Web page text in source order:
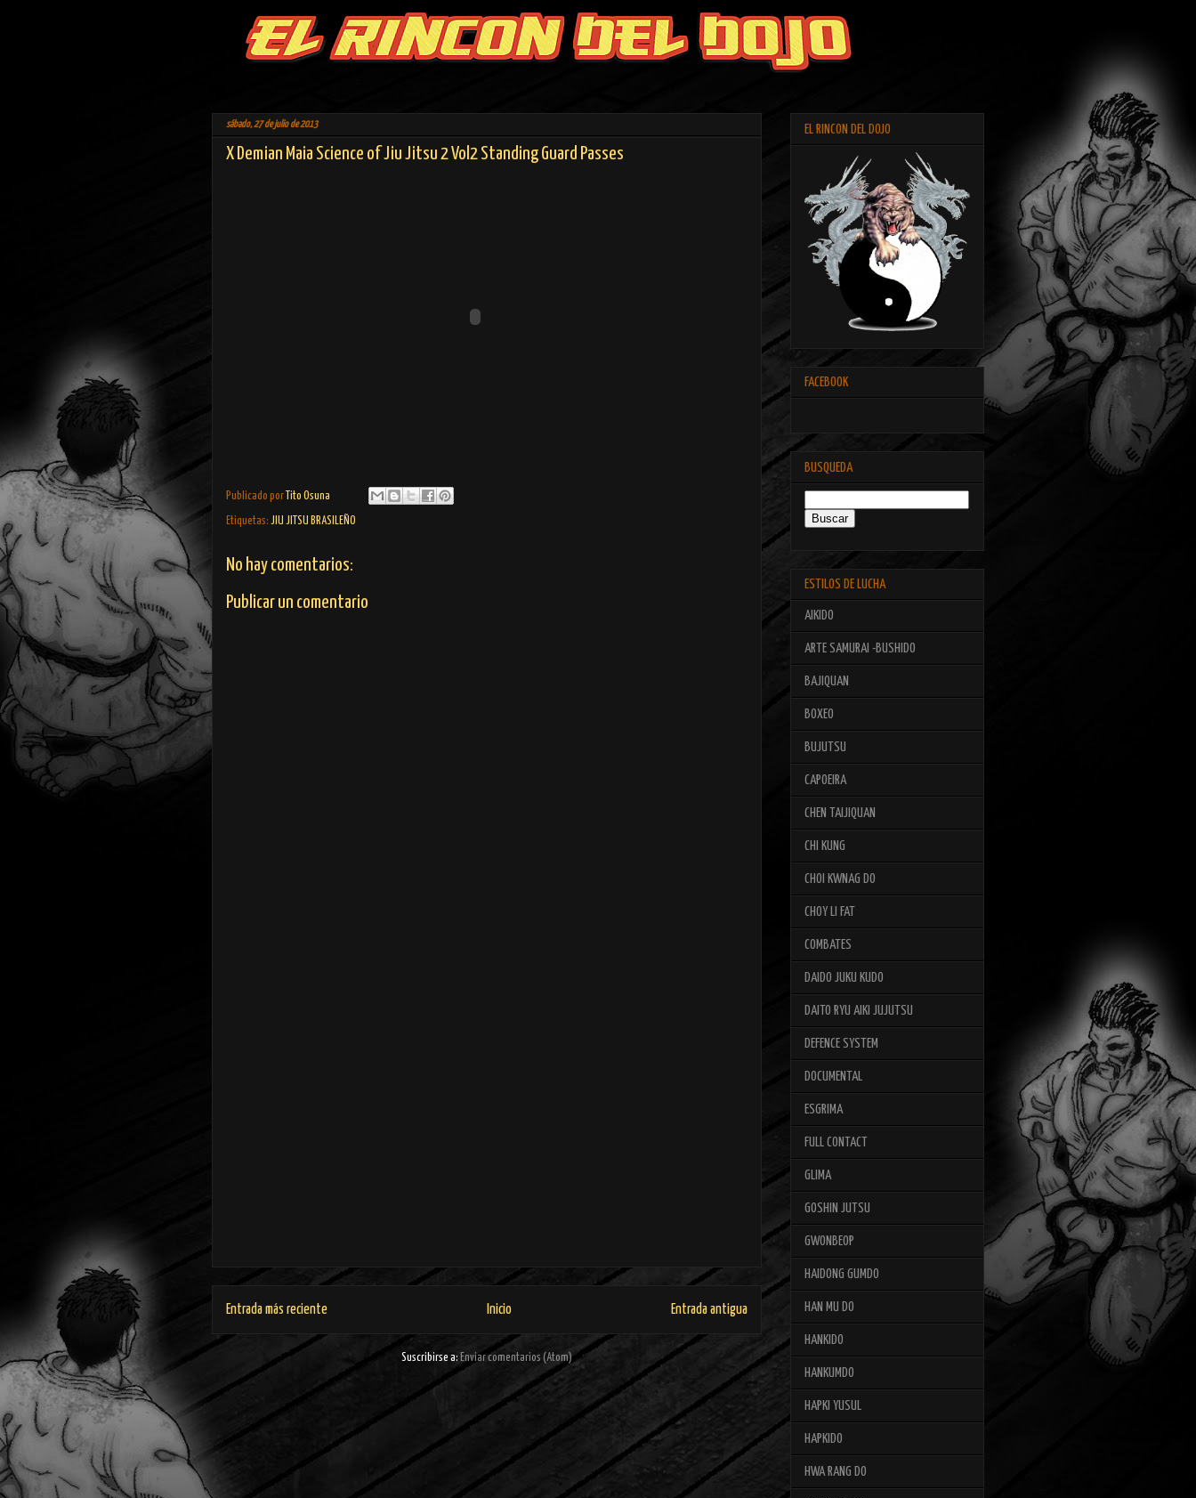
sábado, 27 de julio de 2013
X Demian Maia Science of Jiu Jitsu 2 Vol2 Standing Guard Passes
Publicado por Tito Osuna
Etiquetas: JIU JITSU BRASILEÑO
No hay comentarios:
Publicar un comentario
Entrada más reciente Entrada antigua
Inicio
Suscribirse a: Enviar comentarios (Atom)
EL RINCON DEL DOJO
FACEBOOK
BUSQUEDA
ESTILOS DE LUCHA
AIKIDO
ARTE SAMURAI -BUSHIDO
BAJIQUAN
BOXEO
BUJUTSU
CAPOEIRA
CHEN TAIJIQUAN
CHI KUNG
CHOI KWNAG DO
CHOY LI FAT
COMBATES
DAIDO JUKU KUDO
DAITO RYU AIKI JUJUTSU
DEFENCE SYSTEM
DOCUMENTAL
ESGRIMA
FULL CONTACT
GLIMA
GOSHIN JUTSU
GWONBEOP
HAIDONG GUMDO
HAN MU DO
HANKIDO
HANKUMDO
HAPKI YUSUL
HAPKIDO
HWA RANG DO